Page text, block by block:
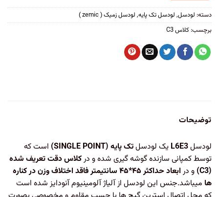
دسته: لودسل, لودسل تک پایه, لودسل زمیک ( zemic )
برچسب: کلاس C3
توضیحات
لودسلL6E3 یک لودسلتک پایه (SINGLE POINT)
است که
توسط کمپانی سازنده گوشه گیری شده و درکلاس دقت تعریف شده
(C3)
و در ابعاد حداکثر ۴۵*۴۵ سانتیمتر
فاقد اختلاف وزن در کناره
ها میباشد.جنس این لودسل از آلیاژ آلومینیوم آنودایز شده است